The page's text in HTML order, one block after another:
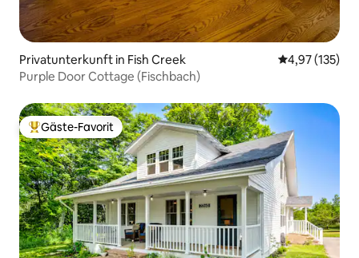
Privatunterkunft in Fish Creek
4,97 (135)
Purple Door Cottage (Fischbach)
Beliebter Gäste-Favorit.
Gäste-Favorit